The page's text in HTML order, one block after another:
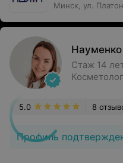
Минск, ул.
Науменко
Стаж 14
Косметолог
Профиль
8
5.0